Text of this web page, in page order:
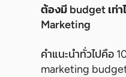
ต้องมี budget เท่
Marketing
คำแนะนำทั่วไปคือ
marketing